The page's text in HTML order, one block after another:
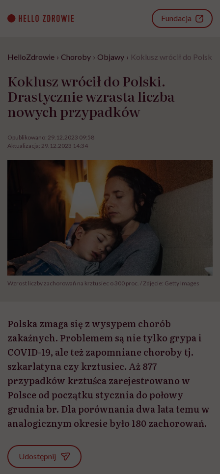
content
Fundacja
HelloZdrowie › Choroby › Objawy › Koklusz wrócił do
Koklusz wrócił do Polski.
Drastycznie wzrasta liczba
nowych przypadków
Opublikowano: 29.12.2023 09:58
Aktualizacja: 29.12.2023 14:34
Wzrost liczby zachorowań na krztusiec o 300 proc. / Zdjęcie: Getty Images
Polska zmaga się z wysypem chorób
zakaźnych. Problemem są nie tylko grypa i
COVID-19, ale też zapomniane choroby tj.
szkarlatyna czy krztusiec. Aż 877
przypadków krztuśca zarejestrowano w
Polsce od początku stycznia do połowy
grudnia br. Dla porównania dwa lata temu w
analogicznym okresie było 180 zachorowań.
Udostępnij